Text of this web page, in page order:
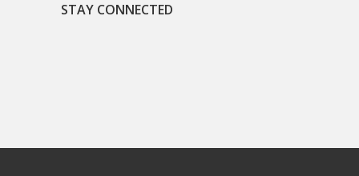
STAY CONNECTED